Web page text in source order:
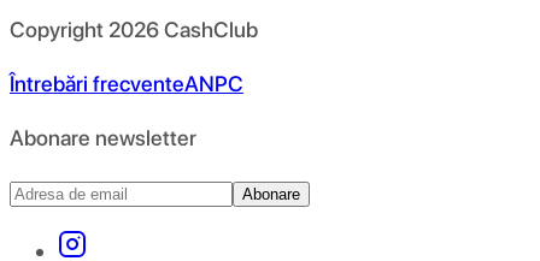
Copyright 2026CashClub
Întrebări frecventeANPC
Abonare newsletter
Abonare